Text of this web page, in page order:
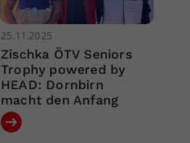
25.11.2025
Zischka ÖTV Seniors
Trophy powered by
HEAD: Dornbirn
macht den Anfang